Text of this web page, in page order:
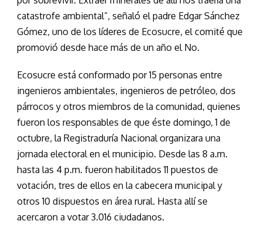
catastrofe ambiental”, señaló el padre Edgar Sánchez
Gómez, uno de los líderes de Ecosucre, el comité que
promovió desde hace más de un año el No.
Ecosucre está conformado por 15 personas entre
ingenieros ambientales, ingenieros de petróleo, dos
párrocos y otros miembros de la comunidad, quienes
fueron los responsables de que éste domingo, 1 de
octubre, la Registraduría Nacional organizara una
jornada electoral en el municipio. Desde las 8 a.m.
hasta las 4 p.m. fueron habilitados 11 puestos de
votación, tres de ellos en la cabecera municipal y
otros 10 dispuestos en área rural. Hasta allí se
acercaron a votar 3.016 ciudadanos.